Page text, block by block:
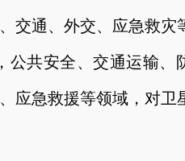
交通、外交、应急救灾
公共安全、交通运输、
应急救援等领域，对卫